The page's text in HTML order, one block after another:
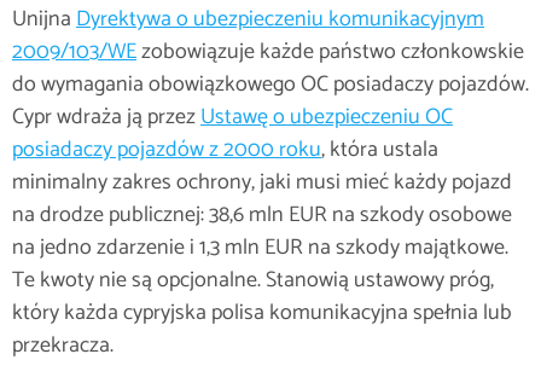
UnijnaDyrektywa o ubezpieczeniu komunikacyjnym
2009/103/WEzobowiązuje każde państwo członkowskie
do wymagania obowiązkowego OC posiadaczy pojazdów.
Cypr wdraża ją przezUstawę o ubezpieczeniu OC
posiadaczy pojazdów z 2000 roku, która ustala
minimalny zakres ochrony, jaki musi mieć każdy pojazd
na drodze publicznej: 38,6 mln EUR na szkody osobowe
na jedno zdarzenie i 1,3 mln EUR na szkody majątkowe.
Te kwoty nie są opcjonalne. Stanowią ustawowy próg,
który każda cypryjska polisa komunikacyjna spełnia lub
przekracza.